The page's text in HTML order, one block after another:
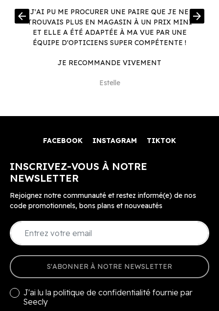
J'AI PU ME PROCURER UNE PAIRE QUE JE NE
TROUVAIS PLUS EN MAGASIN À UN PRIX MINI
ET ELLE A ÉTÉ ADAPTÉE À MA VUE PAR UNE
ÉQUIPE D'OPTICIENS SUPER COMPÉTENTE !
JE RECOMMANDE VIVEMENT
Estelle
arrow_back arrow_forward
FACEBOOK INSTAGRAM TIKTOK
INSCRIVEZ-VOUS À NOTRE
NEWSLETTER
Rejoignez notre communauté et restez informé(e) de nos
code promotionnels, bons plans et nouveautés
S'ABONNER À NOTRE NEWSLETTER
J'ai lu la politique de confidentialité fournie par
Seecly